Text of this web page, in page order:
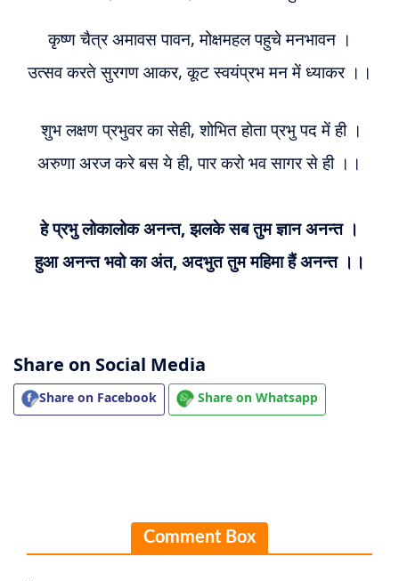
कृष्ण चैत्र अमावस पावन, मोक्षमहल पहुचे मनभावन ।
उत्सव करते सुरगण आकर, कूट स्वयंप्रभ मन में ध्याकर ।।
शुभ लक्षण प्रभुवर का सेही, शोभित होता प्रभु पद में ही ।
अरुणा अरज करे बस ये ही, पार करो भव सागर से ही ।।
हे प्रभु लोकालोक अनन्त, झलके सब तुम ज्ञान अनन्त ।
हुआ अनन्त भवो का अंत, अदभुत तुम महिमा हैं अनन्त ।।
Share on Social Media
Share on Facebook Share on Whatsapp
Comment Box